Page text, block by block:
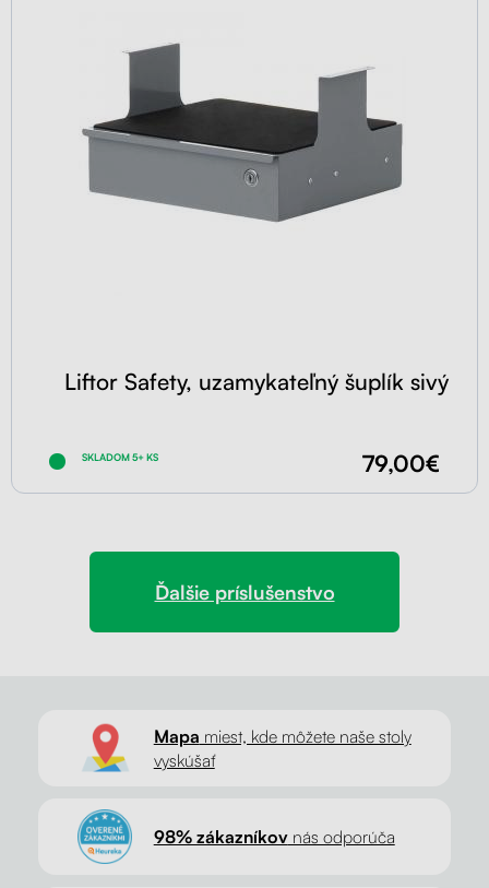
Liftor Safety, uzamykateľný šuplík sivý
SKLADOM 5+ KS 79,00€
Ďalšie príslušenstvo
Mapa miest, kde môžete naše stoly
vyskúšať
98% zákazníkovnás odporúča